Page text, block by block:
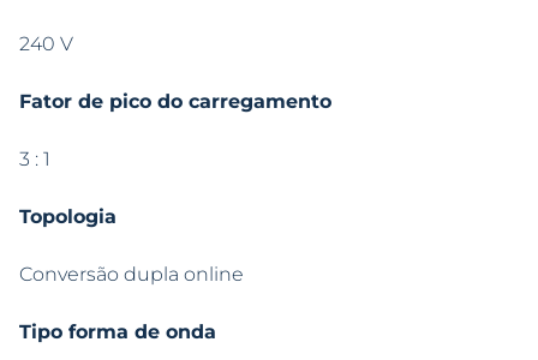
240 V
Fator de pico do carregamento
3 : 1
Topologia
Conversão dupla online
Tipo forma de onda